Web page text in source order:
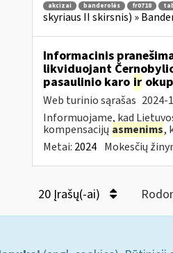
akcizai banderolės fr0718
skyriaus II skirsnis) »
Informacinis
likviduojant
pasaulinio karo ir
Web turinio sąrašas 2024-
Informuojame, kad
kompensacijų asmenims,
Metai: 2024 Mokesčių
20 Įrašų(-ai)